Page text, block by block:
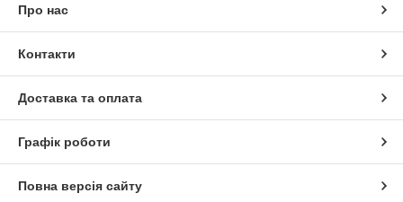
Про нас
Контакти
Доставка та оплата
Графік роботи
Повна версія сайту